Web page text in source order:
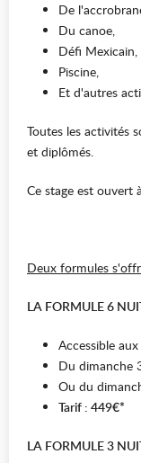
De
Du canoe,
Défi Mexicain,
Piscine,
Et d'autres
Toutes les activités
et diplômés.
Ce stage est ouvert
Deux formules
LA FORMULE 6
Accessible
Du dimanche
Ou du
Tarif : 449€*
LA FORMULE 3